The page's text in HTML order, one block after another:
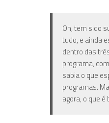
Oh, tem sido
tudo, e ainda
dentro das
programa,
sabia o que
programas.
agora, o que é